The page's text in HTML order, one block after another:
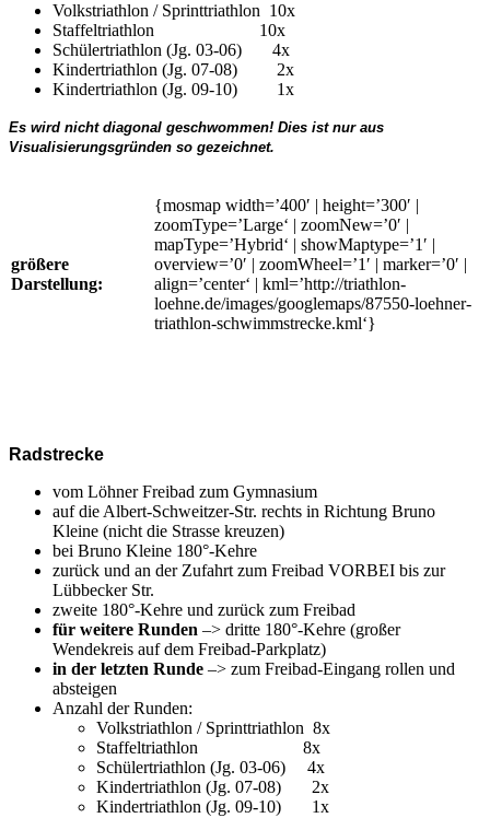
Volkstriathlon / Sprinttriathlon 10x
Staffeltriathlon 10x
Schülertriathlon (Jg. 03-06) 4x
Kindertriathlon (Jg. 07-08) 2x
Kindertriathlon (Jg. 09-10) 1x
Es wird nicht diagonal geschwommen! Dies ist nur aus
Visualisierungsgründen so gezeichnet.
größere
Darstellung:
{mosmap width=’400′ | height=’300′ |
zoomType=’Large‘ | zoomNew=’0′ |
mapType=’Hybrid‘ | showMaptype=’1′ |
overview=’0′ | zoomWheel=’1′ | marker=’0′ |
align=’center‘ | kml=’http://triathlon-
loehne.de/images/googlemaps/87550-loehner-
triathlon-schwimmstrecke.kml‘}
Radstrecke
vom Löhner Freibad zum Gymnasium
auf die Albert-Schweitzer-Str. rechts in Richtung Bruno
Kleine (nicht die Strasse kreuzen)
bei Bruno Kleine 180°-Kehre
zurück und an der Zufahrt zum Freibad VORBEI bis zur
Lübbecker Str.
zweite 180°-Kehre und zurück zum Freibad
für weitere Runden –> dritte 180°-Kehre (großer
Wendekreis auf dem Freibad-Parkplatz)
in der letzten Runde –> zum Freibad-Eingang rollen und
absteigen
Anzahl der Runden:
Volkstriathlon / Sprinttriathlon 8x
Staffeltriathlon 8x
Schülertriathlon (Jg. 03-06) 4x
Kindertriathlon (Jg. 07-08) 2x
Kindertriathlon (Jg. 09-10) 1x